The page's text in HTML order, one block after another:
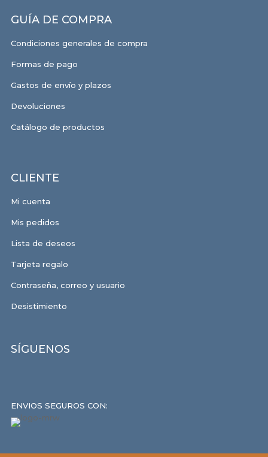
GUÍA DE COMPRA
Condiciones generales de compra
Formas de pago
Gastos de envío y plazos
Devoluciones
Catálogo de productos
CLIENTE
Mi cuenta
Mis pedidos
Lista de deseos
Tarjeta regalo
Contraseña, correo y usuario
Desistimiento
SÍGUENOS
ENVIOS SEGUROS CON: